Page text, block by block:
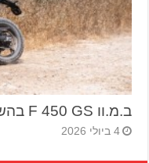
ב.מ.וו F 450 GS בהשקה מקומית
4 ביולי 2026